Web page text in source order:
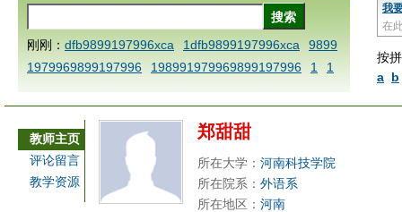
我
在
按
a b
刚刚： dfb9899197996xca 1dfb9899197996xca
9899
1979969899197996
198991979969899197996 1
1
AAABBBCCCdefine blablaenddefine dfbxyzendtemplat
a
1dfbmath key98991 methodmultiply operand97996x
ca
1dfbsetx9899197996xxca 1dfbthisxca
1dfbxca12
3
1dfbzzzzzzzzbbbccccdddeeexcareplacezo
1printdf
b 9899197996 xca
AAABBBCCCdefine blablaenddefin
教师主页
评论留言
教学资源
郑甜甜
所在大学： 河南科技学院
所在院系： 外语系
所在地区： 河南